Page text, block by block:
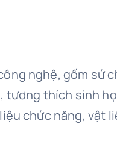
nghệ, gốm sứ
tương thích sinh
chức năng, vật